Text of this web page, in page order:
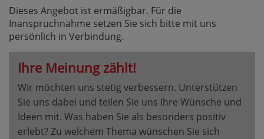
Dieses Angebot ist ermäßigbar. Für die
Inanspruchnahme setzen Sie sich bitte mit uns
persönlich in Verbindung.
Ihre Meinung zählt!
Wir möchten uns stetig verbessern. Unterstützen
Sie uns dabei und teilen Sie uns Ihre Wünsche und
Ideen mit. Was haben Sie als besonders positiv
erlebt? Zu welchem Thema wünschen Sie sich